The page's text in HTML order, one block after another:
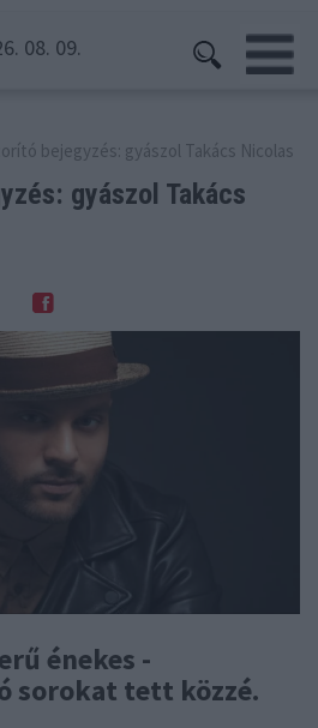
08. 09.
bejegyzés: gyászol Takács Nicolas
gyászol Takács
énekes -
sorokat tett közzé.